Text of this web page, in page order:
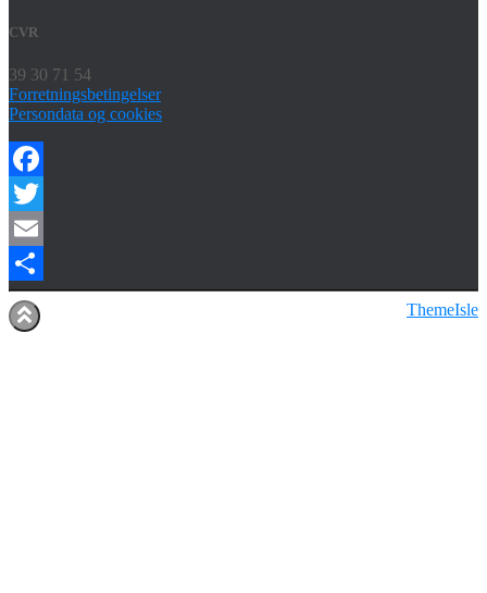
CVR
39 30 71 54
Forretningsbetingelser
Persondata og cookies
Facebook
Twitter
Email
Share
ThemeIsle